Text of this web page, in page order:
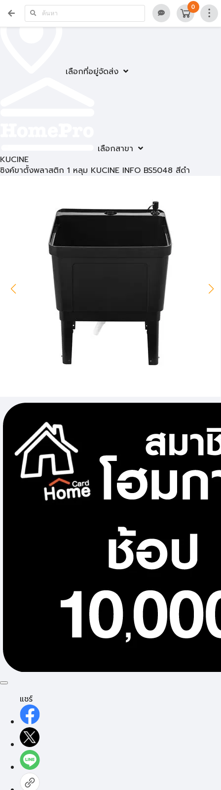
เลือกที่อยู่จัดส่ง
เลือกสาขา
0
KUCINE
ซิงค์ขาตั้งพลาสติก 1 หลุม KUCINE INFO BS5048 สีดำ
แชร์